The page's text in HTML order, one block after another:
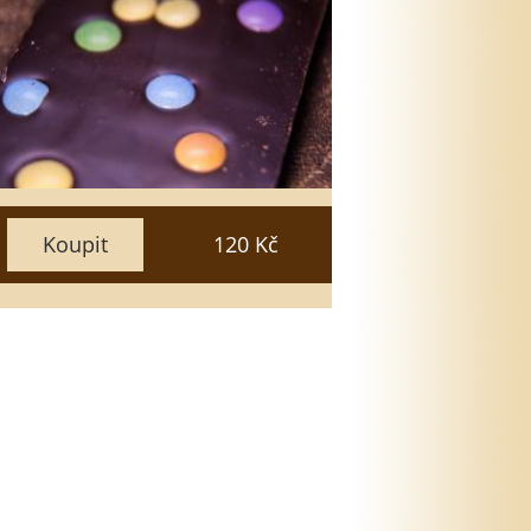
Koupit 120 Kč
Vyberte množství
10
15
Zavřít
Vložit do košíku